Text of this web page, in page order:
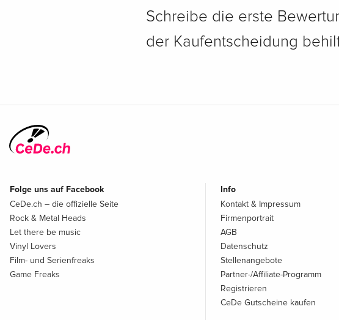
Schreibe die erste
der Kaufentscheidung
Folge uns auf Facebook
CeDe.ch – die offizielle Seite
Rock & Metal Heads
Let there be music
Vinyl Lovers
Film- und Serienfreaks
Game Freaks
Info
Kontakt & Impressum
Firmenportrait
AGB
Datenschutz
Stellenangebote
Partner-/Affiliate-Programm
Registrieren
CeDe Gutscheine kaufen